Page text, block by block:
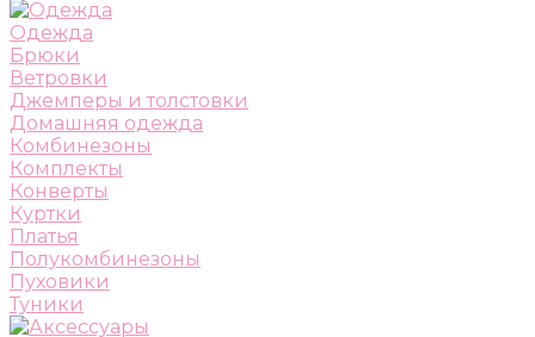
Одежда
Брюки
Ветровки
Джемперы и толстовки
Домашняя одежда
Комбинезоны
Комплекты
Конверты
Куртки
Платья
Полукомбинезоны
Пуховики
Туники